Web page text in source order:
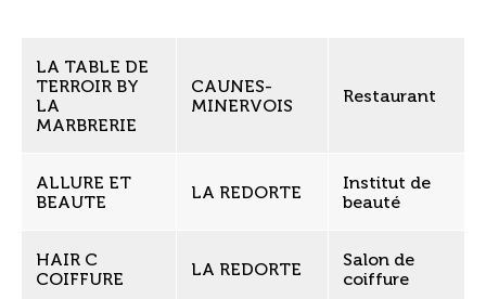
LA TABLE DE
TERROIR BY
LA
MARBRERIE
CAUNES-
MINERVOIS
Restaurant
ALLURE ET
BEAUTE
LA REDORTE
Institut de
beauté
HAIR C
COIFFURE
LA REDORTE
Salon de
coiffure